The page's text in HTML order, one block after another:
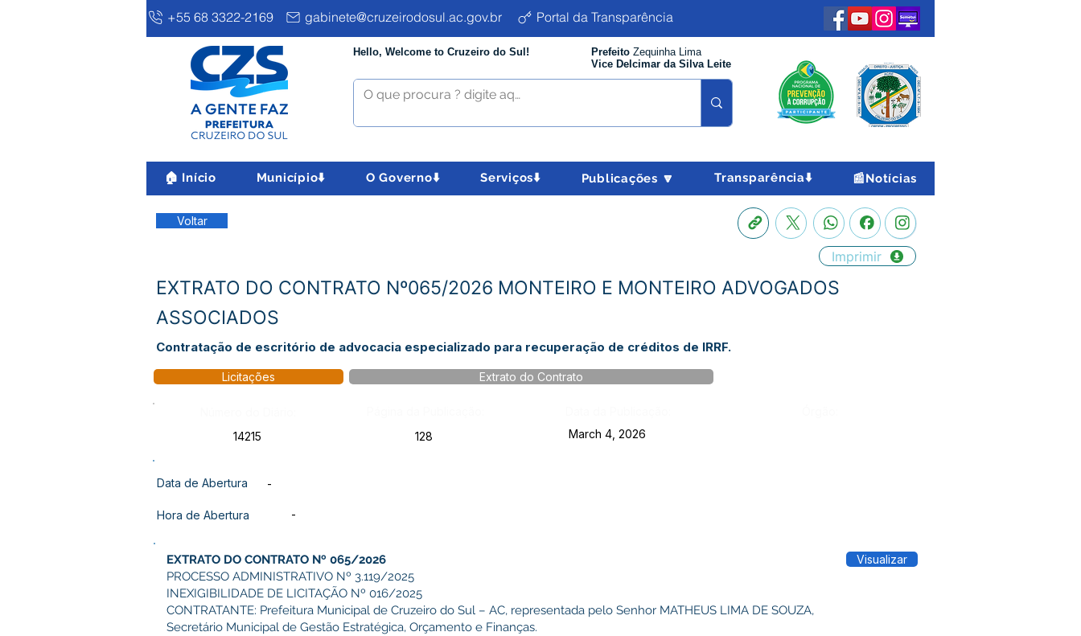
+55 68 3322-2169 gabinete@cruzeirodosul.ac.gov.br Portal da Transparência
Hello, Welcome to Cruzeiro do Sul! Prefeito Zequinha Lima
Vice Delcimar da Silva Leite
🏠 Início Município⬇️ O Governo⬇️ Serviços⬇️ Publicações 🔽 Transparência⬇️ 📰Notícias
Voltar
Imprimir
EXTRATO DO CONTRATO Nº065/2026 MONTEIRO E MONTEIRO ADVOGADOS
ASSOCIADOS
Contratação de escritório de advocacia especializado para recuperação de créditos de IRRF.
Licitações Extrato do Contrato
14215
128 March 4, 2026
Data de Abertura -
Hora de Abertura -
EXTRATO DO CONTRATO Nº 065/2026
PROCESSO ADMINISTRATIVO Nº 3.119/2025
INEXIGIBILIDADE DE LICITAÇÃO Nº 016/2025
CONTRATANTE: Prefeitura Municipal de Cruzeiro do Sul – AC, representada pelo Senhor MATHEUS LIMA DE SOUZA,
Secretário Municipal de Gestão Estratégica, Orçamento e Finanças.
Visualizar